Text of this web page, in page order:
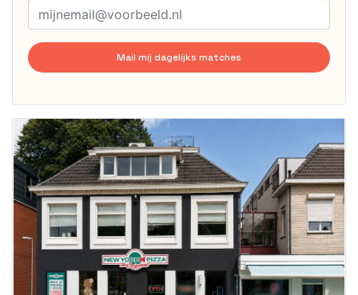
Mail mij dagelijks matches
Deze woning
is
waarschijnlijk
al verhuurd
Om kans te
maken moet je
binnen 15
minuten
reageren.
Stekkies helpt